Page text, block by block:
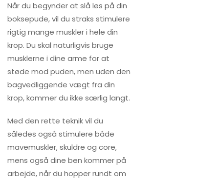
Når du begynder at slå løs på din
boksepude, vil du straks stimulere
rigtig mange muskler i hele din
krop. Du skal naturligvis bruge
musklerne i dine arme for at
støde mod puden, men uden den
bagvedliggende vægt fra din
krop, kommer du ikke særlig langt.
Med den rette teknik vil du
således også stimulere både
mavemuskler, skuldre og core,
mens også dine ben kommer på
arbejde, når du hopper rundt om